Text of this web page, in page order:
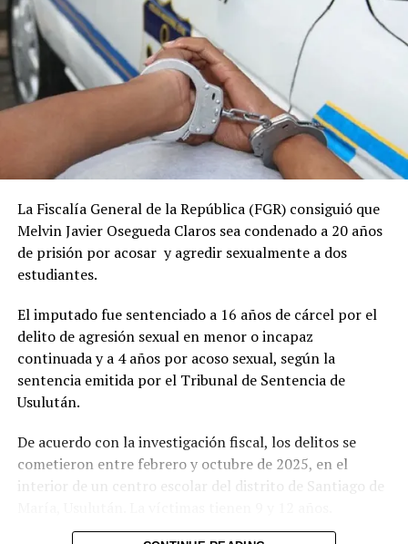
La Fiscalía General de la República (FGR) consiguió que
Melvin Javier Osegueda Claros sea condenado a 20 años
de prisión por acosar y agredir sexualmente a dos
estudiantes.
El imputado fue sentenciado a 16 años de cárcel por el
delito de agresión sexual en menor o incapaz
continuada y a 4 años por acoso sexual, según la
sentencia emitida por el Tribunal de Sentencia de
Usulután.
De acuerdo con la investigación fiscal, los delitos se
cometieron entre febrero y octubre de 2025, en el
interior de un centro escolar del distrito de Santiago de